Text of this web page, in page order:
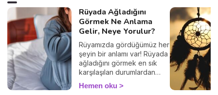
Rüyada Ağladığını
Görmek Ne Anlama
Gelir, Neye Yorulur?
Rüyamızda gördüğümüz her
şeyin bir anlamı var! Rüyada
ağladığını görmek en sık
karşılaşılan durumlardan
biridir. Peki rüyada ağlamak
ne anlama gelir?
Hemen oku